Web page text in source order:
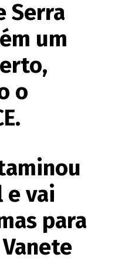
Serra
um
o
e vai
para